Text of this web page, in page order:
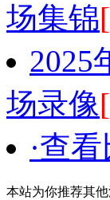
场集锦
2025
场录像
·查
本站为你推荐其